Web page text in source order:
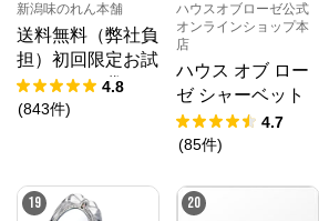
新潟味のれん本舗
送料無料（弊社負
担）初回限定お試
しセット 袋
4.8
(843件)
ハウスオブローゼ公式
オンラインショップ本
店
ハウス オブ ロー
ゼ シャーベット
ローション 95g
4.7
(85件)
19 20